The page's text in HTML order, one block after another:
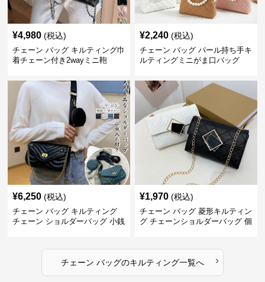
¥4,980 (税込)
チェーン バッグ キルティング巾
着チェーン付き2wayミニ鞄
¥2,240 (税込)
チェーン バッグ パール持ち手キ
ルティングミニがま口バッグ
¥6,250 (税込)
チェーン バッグ キルティング
チェーン ショルダーバッグ 小銭
¥1,970 (税込)
チェーン バッグ 菱形キルティン
グ チェーンショルダーバッグ 個
チェーン バッグのキルティング一覧へ ›